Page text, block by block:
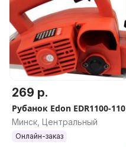
269 р.
Рубанок Edon EDR1100-110
Минск, Центральный
Онлайн-заказ